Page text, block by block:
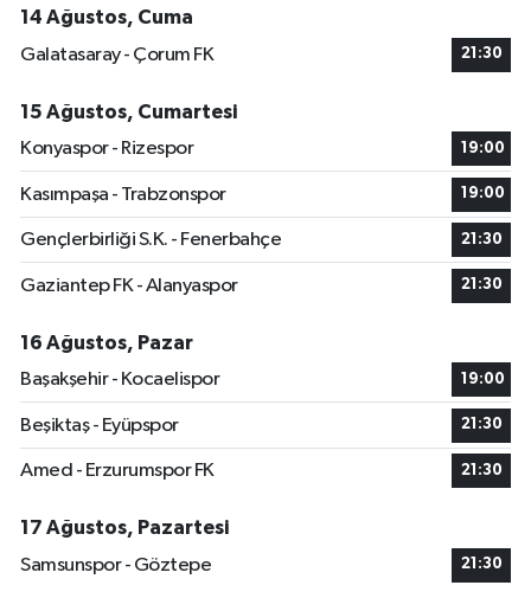
14 Ağustos, Cuma
Galatasaray - Çorum FK
21:30
15 Ağustos, Cumartesi
Konyaspor - Rizespor
19:00
Kasımpaşa - Trabzonspor 19:00
Gençlerbirliği S.K. - Fenerbahçe 21:30
Gaziantep FK - Alanyaspor 21:30
16 Ağustos, Pazar
Başakşehir - Kocaelispor
19:00
Beşiktaş - Eyüpspor 21:30
Amed - Erzurumspor FK 21:30
17 Ağustos, Pazartesi
Samsunspor - Göztepe
21:30